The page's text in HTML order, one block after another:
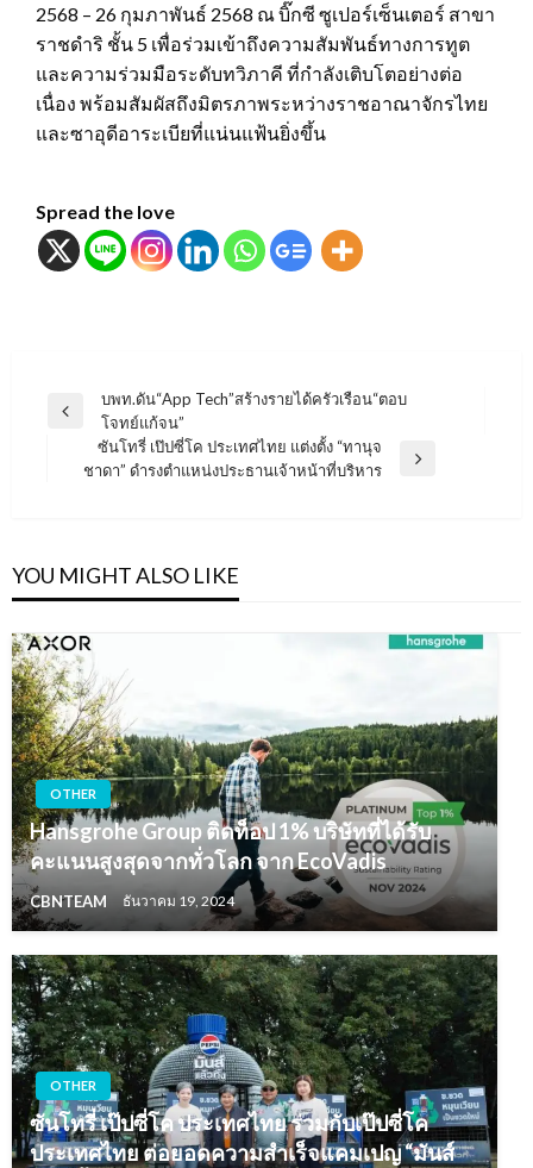
2568 – 26 กุมภาพันธ์ 2568 ณ บิ๊กซี ซูเปอร์เซ็นเตอร์ สาขา
ราชดำริ ชั้น 5 เพื่อร่วมเข้าถึงความสัมพันธ์ทางการทูต
และความร่วมมือระดับทวิภาคี ที่กำลังเติบโตอย่างต่อ
เนื่อง พร้อมสัมผัสถึงมิตรภาพระหว่างราชอาณาจักรไทย
และซาอุดีอาระเบียที่แน่นแฟ้นยิ่งขึ้น
Spread the love
แนะแนว
Previous
บพท.ดัน“App Tech”สร้างรายได้ครัวเรือน“ตอบ
โจทย์แก้จน”
Next
ซันโทรี่ เป๊ปซี่โค ประเทศไทย แต่งตั้ง “ทานุจ
ชาดา” ดำรงตำแหน่งประธานเจ้าหน้าที่บริหาร
YOU MIGHT ALSO LIKE
OTHER
Hansgrohe Group ติดท็อป 1% บริษัทที่ได้รับ
คะแนนสูงสุดจากทั่วโลก จาก EcoVadis
CBNTEAM ธันวาคม 19, 2024
OTHER
ซันโทรี่ เป๊ปซี่โค ประเทศไทย ร่วมกับเป๊ปซี่โค
ประเทศไทย ต่อยอดความสำเร็จแคมเปญ “มันส์